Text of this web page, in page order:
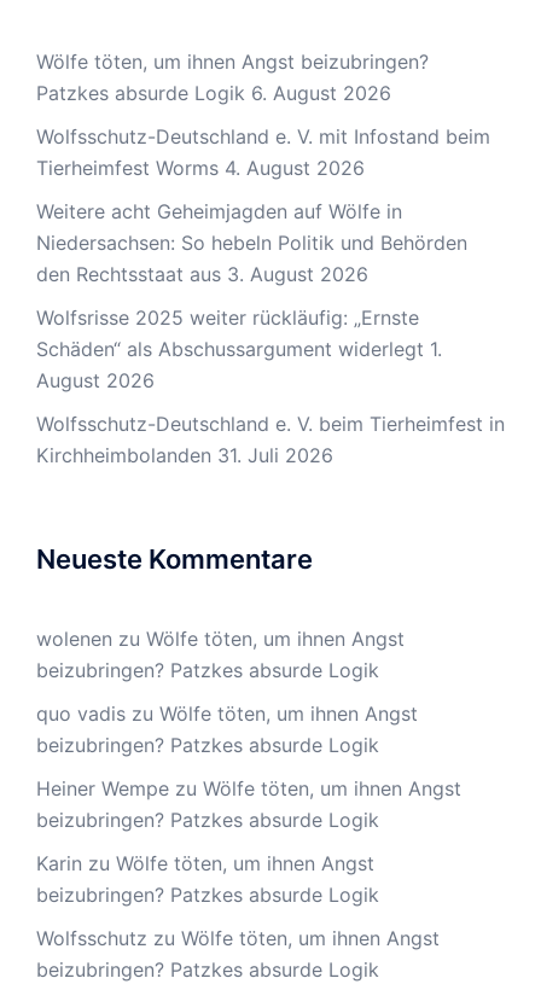
Wölfe töten, um ihnen Angst beizubringen?
Patzkes absurde Logik 6. August 2026
Wolfsschutz-Deutschland e. V. mit Infostand beim
Tierheimfest Worms 4. August 2026
Weitere acht Geheimjagden auf Wölfe in
Niedersachsen: So hebeln Politik und Behörden
den Rechtsstaat aus 3. August 2026
Wolfsrisse 2025 weiter rückläufig: „Ernste
Schäden“ als Abschussargument widerlegt 1.
August 2026
Wolfsschutz-Deutschland e. V. beim Tierheimfest in
Kirchheimbolanden 31. Juli 2026
Neueste Kommentare
wolenen zu Wölfe töten, um ihnen Angst
beizubringen? Patzkes absurde Logik
quo vadis zu Wölfe töten, um ihnen Angst
beizubringen? Patzkes absurde Logik
Heiner Wempe zu Wölfe töten, um ihnen Angst
beizubringen? Patzkes absurde Logik
Karin zu Wölfe töten, um ihnen Angst
beizubringen? Patzkes absurde Logik
Wolfsschutz zu Wölfe töten, um ihnen Angst
beizubringen? Patzkes absurde Logik